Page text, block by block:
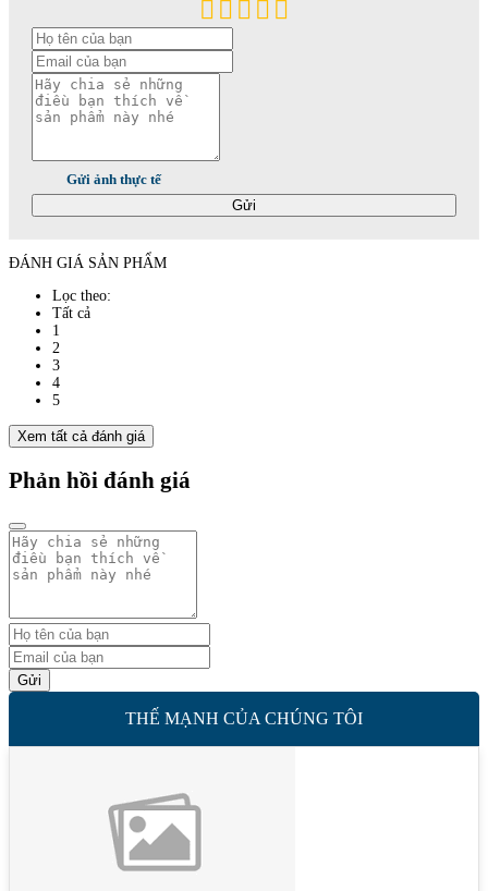
Gửi ảnh thực tế
Gửi
ĐÁNH GIÁ SẢN PHẨM
Lọc theo:
Tất cả
1
2
3
4
5
Xem tất cả đánh giá
Phản hồi đánh giá
Gửi
THẾ MẠNH CỦA CHÚNG TÔI